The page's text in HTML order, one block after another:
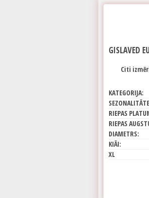
GISLAVED
Citi
KATEGORIJA:
RIEPAS
RIEPAS
DIAMETRS:
KIĀI:
XL